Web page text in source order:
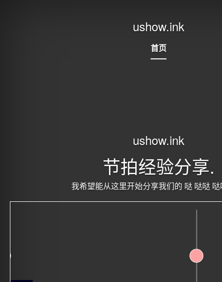
ushow.ink
首页
ushow.ink
节拍经验分享.
我希望能从这里开始分享我们的 哒 哒哒